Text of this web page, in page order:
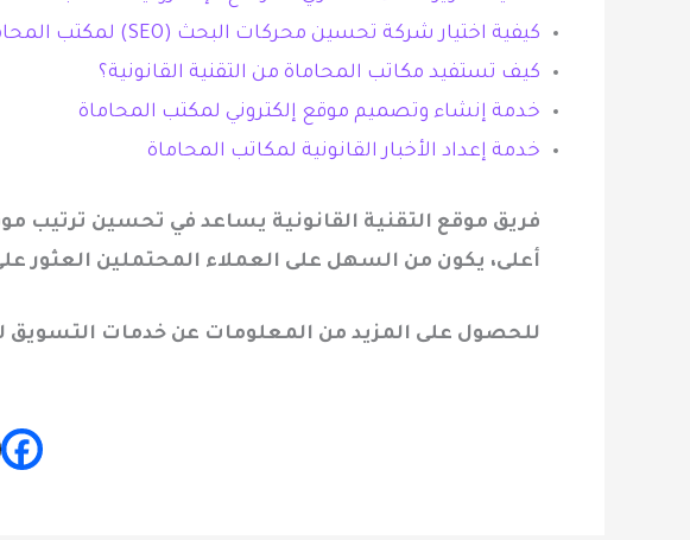
كيفية اختيار شركة تحسين محركات البحث (SEO) لمكتب المحاماة
كيف تستفيد مكاتب المحاماة من التقنية القانونية؟
خدمة إنشاء وتصميم موقع إلكتروني لمكتب المحاماة
خدمة إعداد الأخبار القانونية لمكاتب المحاماة
فريق موقع التقنية القانونية يساعد في تحسين ترتيب
أعلى، يكون من السهل على العملاء المحتملين العثور
للحصول على المزيد من المعلومات عن خدمات التسويق